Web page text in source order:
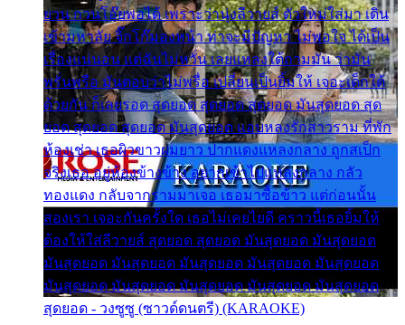
ยวน กวนโอ๊ยพอได้ เพราะว่านุ่งลีวายส์ ตัวใหม่ใส่มา เดิน
เข้ามหาลัย จิ๊กโก๊มองหน้า ท่าจะมีปัญหา ไม่พอใจ ได้เป็น
เรื่องแน่นอน แต่ฉันไม่หวั่น เลยแหลงใต้ถามมัน ว่ามัน
พรั่นพรือ มันตอบว่าไม่พรื่อ เปลี่ยนเป็นยิ้มให้ เจอะเด็กใต้
ด้วยกัน ก็เลยรอด สุดยอด สุดยอด สุดยอด มันสุดยอด สุด
ยอด สุดยอด สุดยอด มันสุดยอด แอบหลงรักสาวราม ที่พัก
ห้องเช่า เธอผิวขาวผมยาว ปากแดงแหลงกลาง ถูกสเป็ก
จริงเธอ อยู่ห้องข้างข้าง อยากเข้าไปแหลงกลาง กลัว
ทองแดง กลับจากรามมาเจอ เธอมาซื้อข้าว แต่ก่อนนั้น
สองเรา เจอะกันครั้งใด เธอไม่เคยไยดี คราวนี้เธอยิ้มให้
ต้องให้ใส่ลีวายส์ สุดยอด สุดยอด มันสุดยอด มันสุดยอด
มันสุดยอด มันสุดยอด มันสุดยอด มันสุดยอด มันสุดยอด
มันสุดยอด มันสุดยอด มันสุดยอด มันสุดยอด มันสุดยอด
สุดยอด - วงซูซู (ซาวด์ดนตรี) (KARAOKE)